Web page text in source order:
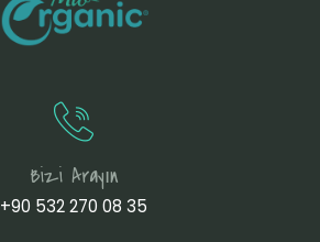
Bizi Arayın
+90 532 270 08 35